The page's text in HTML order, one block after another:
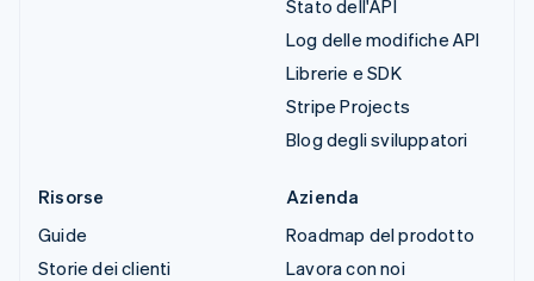
Stato dell'API
Log delle modifiche API
Librerie e SDK
Stripe Projects
Blog degli sviluppatori
Risorse
Guide
Storie dei clienti
Azienda
Roadmap del prodotto
Lavora con noi